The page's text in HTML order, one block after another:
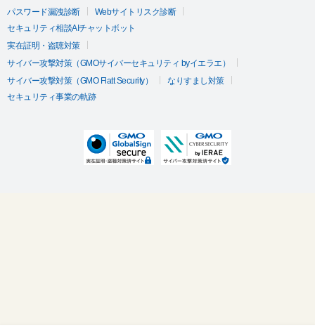
パスワード漏洩診断
Webサイトリスク診断
セキュリティ相談AIチャットボット
実在証明・盗聴対策
サイバー攻撃対策（GMOサイバーセキュリティ byイエラエ）
サイバー攻撃対策（GMO Flatt Security）
なりすまし対策
セキュリティ事業の軌跡